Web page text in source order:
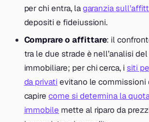
per chi entra, lagaranzia
depositi e fideiussioni.
Comprare o affittare: il
tra le due strade è nell’analisi
immobiliare; per chi cerca, i siti
da privati evitano le commissioni
capirecome si determina la
immobile mette al riparo da